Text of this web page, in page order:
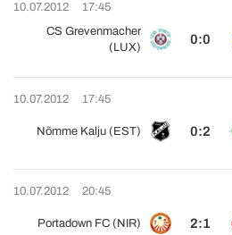
10.07.2012
17:45
CS Grevenmacher
(LUX)
0:0
10.07.2012 17:45
Nõmme Kalju (EST) 0:2
10.07.2012 20:45
Portadown FC (NIR) 2:1